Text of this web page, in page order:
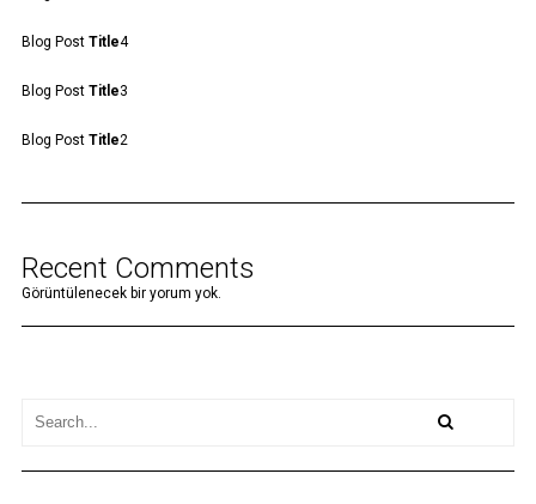
Blog Post Title4
Blog Post Title3
Blog Post Title2
Recent Comments
Görüntülenecek bir yorum yok.